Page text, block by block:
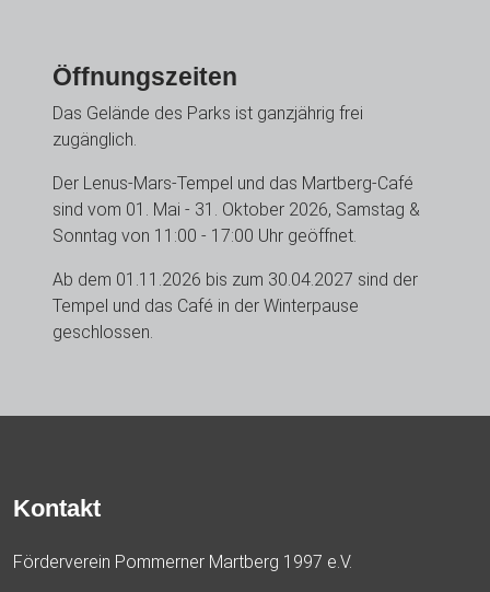
Öffnungszeiten
Das Gelände des Parks ist ganzjährig frei
zugänglich.
Der Lenus-Mars-Tempel und das Martberg-Café
sind vom 01. Mai - 31. Oktober 2026, Samstag &
Sonntag von 11:00 - 17:00 Uhr geöffnet.
Ab dem 01.11.2026 bis zum 30.04.2027 sind der
Tempel und das Café in der Winterpause
geschlossen.
Kontakt
Förderverein Pommerner Martberg 1997 e.V.